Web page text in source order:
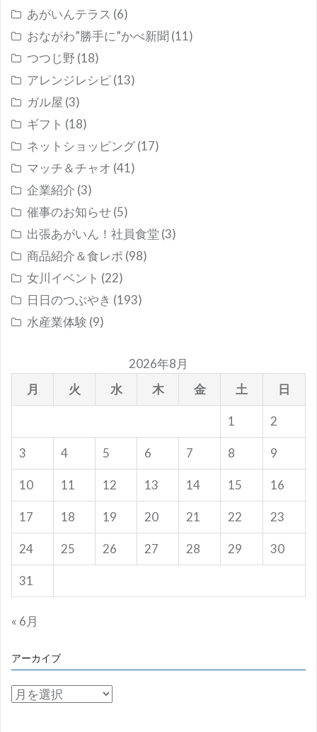
あがいんテラス (6)
おながわ”勝手に”かべ新聞 (11)
つつじ野 (18)
アレンジレシピ(13)
ガル屋 (3)
ギフト (18)
ネットショッピング(17)
マッチ＆チャオ (41)
企業紹介 (3)
催事のお知らせ(5)
出張あがいん！社員食堂 (3)
商品紹介＆食レポ (98)
女川イベント (22)
日日のつぶやき (193)
水産業体験 (9)
2026年8月
月
火 水 木 金 土 日
1 2
3 4 5 6 7 8 9
10 11 12 13 14 15 16
17 18 19 20 21 22 23
24 25 26 27 28 29 30
31
« 6月
アーカイブ
ア